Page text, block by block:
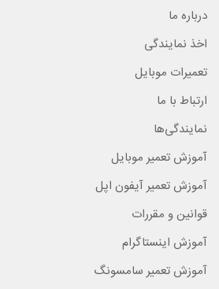
درباره ما
اخذ نمایندگی
تعمیرات موبایل
ارتباط با ما
نمایندگی‌ها
آموزش تعمیر موبایل
آموزش تعمیر آیفون اپل
قوانین و مقررات
آموزش اینستاگرام
آموزش تعمیر سامسونگ